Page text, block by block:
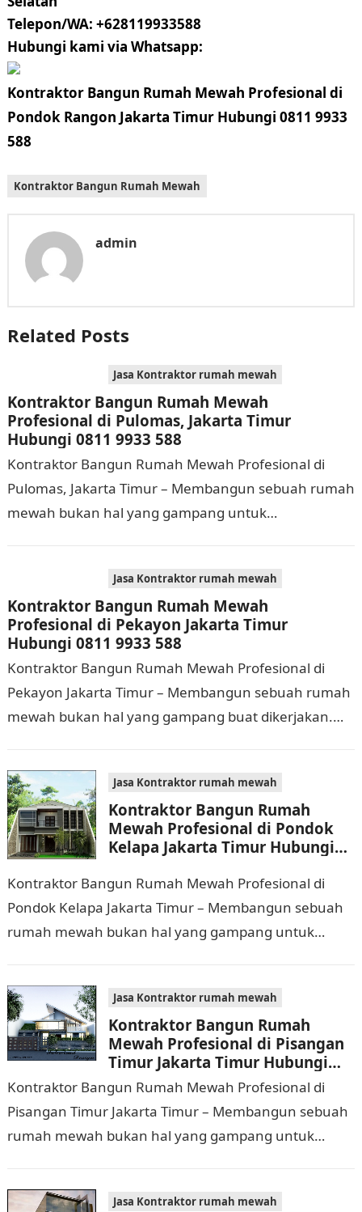
Telepon/WA: +628119933588
Hubungi kami via Whatsapp:
Kontraktor Bangun Rumah Mewah Profesional di
Pondok Rangon Jakarta Timur Hubungi 0811 9933
588
Kontraktor Bangun Rumah Mewah
admin
Related Posts
Jasa Kontraktor rumah mewah
Kontraktor Bangun Rumah Mewah
Profesional di Pulomas, Jakarta Timur
Hubungi 0811 9933 588
Kontraktor Bangun Rumah Mewah Profesional di
Pulomas, Jakarta Timur – Membangun sebuah rumah
mewah bukan hal yang gampang untuk
Jasa Kontraktor rumah mewah
Kontraktor Bangun Rumah Mewah
Profesional di Pekayon Jakarta Timur
Hubungi 0811 9933 588
Kontraktor Bangun Rumah Mewah Profesional di
Pekayon Jakarta Timur – Membangun sebuah rumah
mewah bukan hal yang gampang buat dikerjakan.
Jasa Kontraktor rumah mewah
Kontraktor Bangun Rumah
Mewah Profesional di Pondok
Kelapa Jakarta Timur Hubungi
Kontraktor Bangun Rumah Mewah Profesional di
Pondok Kelapa Jakarta Timur – Membangun sebuah
rumah mewah bukan hal yang gampang untuk
Jasa Kontraktor rumah mewah
Kontraktor Bangun Rumah
Mewah Profesional di Pisangan
Timur Jakarta Timur Hubungi
0811 9933 588
Kontraktor Bangun Rumah Mewah Profesional di
Pisangan Timur Jakarta Timur – Membangun sebuah
rumah mewah bukan hal yang gampang untuk
Jasa Kontraktor rumah mewah